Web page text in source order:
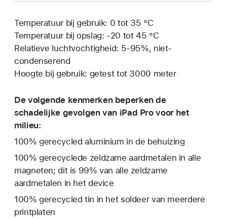
Temperatuur bij gebruik: 0 tot 35 °C
Temperatuur bij opslag: ‑20 tot 45 °C
Relatieve luchtvochtigheid: 5-95%, niet-
condenserend
Hoogte bij gebruik: getest tot 3000 meter
De volgende kenmerken beperken de
schadelijke gevolgen van iPad Pro voor het
milieu:
100% gerecycled aluminium in de behuizing
100% gerecyclede zeldzame aardmetalen in alle
magneten; dit is 99% van alle zeldzame
aardmetalen in het device
100% gerecycled tin in het soldeer van meerdere
print­platen